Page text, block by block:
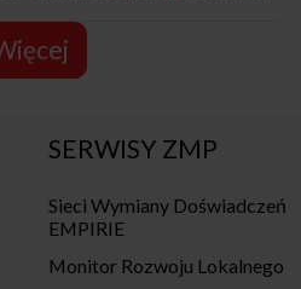
SERWISY ZMP
Sieci Wymiany Doświadczeń
EMPIRIE
Monitor Rozwoju Lokalnego